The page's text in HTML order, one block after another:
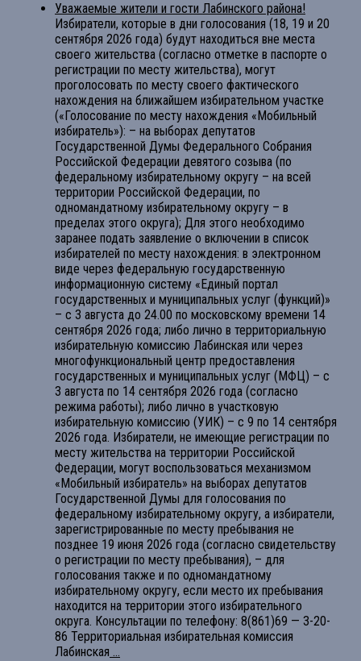
Уважаемые жители и гости Лабинского района!
Избиратели, которые в дни голосования (18, 19 и 20
сентября 2026 года) будут находиться вне места
своего жительства (согласно отметке в паспорте о
регистрации по месту жительства), могут
проголосовать по месту своего фактического
нахождения на ближайшем избирательном участке
(«Голосование по месту нахождения «Мобильный
избиратель»): – на выборах депутатов
Государственной Думы Федерального Собрания
Российской Федерации девятого созыва (по
федеральному избирательному округу – на всей
территории Российской Федерации, по
одномандатному избирательному округу – в
пределах этого округа); Для этого необходимо
заранее подать заявление о включении в список
избирателей по месту нахождения: в электронном
виде через федеральную государственную
информационную систему «Единый портал
государственных и муниципальных услуг (функций)»
– с 3 августа до 24.00 по московскому времени 14
сентября 2026 года; либо лично в территориальную
избирательную комиссию Лабинская или через
многофункциональный центр предоставления
государственных и муниципальных услуг (МФЦ) – с
3 августа по 14 сентября 2026 года (согласно
режима работы); либо лично в участковую
избирательную комиссию (УИК) – с 9 по 14 сентября
2026 года. Избиратели, не имеющие регистрации по
месту жительства на территории Российской
Федерации, могут воспользоваться механизмом
«Мобильный избиратель» на выборах депутатов
Государственной Думы для голосования по
федеральному избирательному округу, а избиратели,
зарегистрированные по месту пребывания не
позднее 19 июня 2026 года (согласно свидетельству
о регистрации по месту пребывания), – для
голосования также и по одномандатному
избирательному округу, если место их пребывания
находится на территории этого избирательного
округа. Консультации по телефону: 8(861)69 — 3-20-
86 Территориальная избирательная комиссия
Лабинская ...